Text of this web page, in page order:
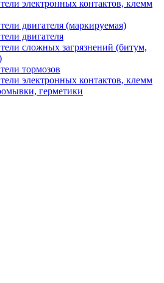
электронных контактов, клемм
двигателя (маркируемая)
двигателя
сложных загрязнений (битум,
тормозов
электронных контактов, клемм
герметики